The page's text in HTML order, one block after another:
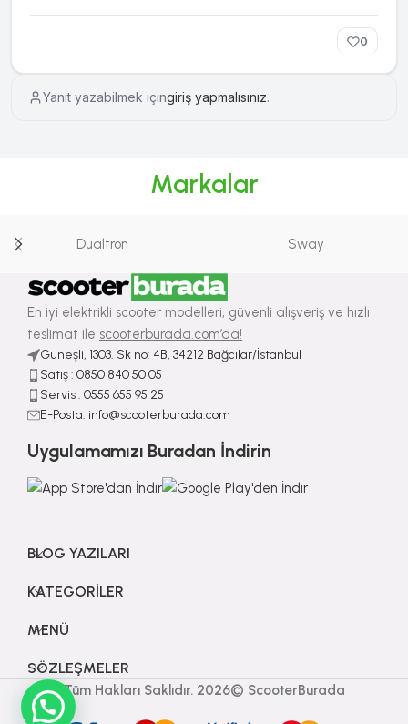
0
Yanıt yazabilmek içingiriş yapmalısınız.
Markalar
Dualtron Sway
En iyi elektrikli scooter modelleri, güvenli alışveriş ve hızlı
teslimat ile scooterburada.com’da!
Güneşli, 1303. Sk no: 4B, 34212 Bağcılar/İstanbul
Satış : ⁠0850 840 50 05
Servis : 0555 655 95 25
E-Posta: info@scooterburada.com
Uygulamamızı Buradan İndirin
BLOG YAZILARI
KATEGORILER
MENÜ
SÖZLEŞMELER
Tüm Hakları Saklıdır. 2026© ScooterBurada